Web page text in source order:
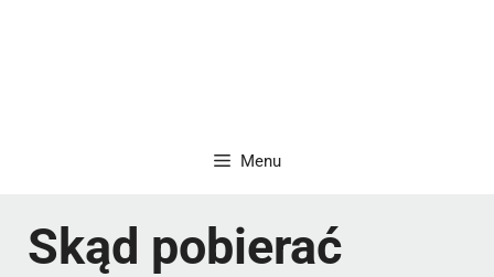
Menu
Skąd pobierać